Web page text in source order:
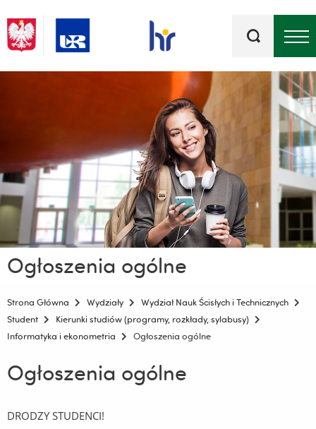
kluczowe
Ogłoszenia ogólne
Strona Główna Wydziały
Wydział Nauk Ścisłych i Technicznych
Student
Kierunki studiów (programy, rozkłady, sylabusy)
Informatyka i ekonometria
Ogłoszenia ogólne
Ogłoszenia ogólne
DRODZY STUDENCI!